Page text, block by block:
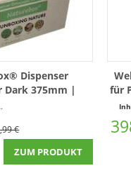
Dispenser
Dark 375mm |
| 160m(0,19 € * / 1 Laufende(r)
€
ZUM PRODUKT
für